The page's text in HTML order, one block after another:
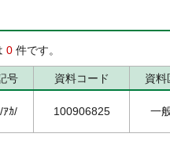
0 件です。
号 資料コード 資料
ｱｶ/ 100906825 一